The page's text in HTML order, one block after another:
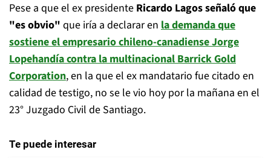
Pese a que el ex presidente Ricardo Lagos señaló que
"es obvio" que iría a declarar en la demanda que
sostiene el empresario chileno-canadiense Jorge
Lopehandía contra la multinacional Barrick Gold
Corporation, en la que el ex mandatario fue citado en
calidad de testigo, no se le vio hoy por la mañana en el
23° Juzgado Civil de Santiago.
Te puede interesar